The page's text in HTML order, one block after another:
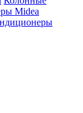
Midea